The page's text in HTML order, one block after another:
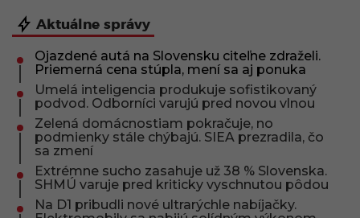
Aktuálne správy
Ojazdené autá na Slovensku citeľne zdraželi.
Priemerná cena stúpla, mení sa aj ponuka
Umelá inteligencia produkuje sofistikovaný
podvod. Odborníci varujú pred novou vlnou
Zelená domácnostiam pokračuje, no
podmienky stále chýbajú. SIEA prezradila, čo
sa zmení
Extrémne sucho zasahuje už 38 % Slovenska.
SHMÚ varuje pred kriticky vyschnutou pôdou
Na D1 pribudli nové ultrarýchle nabíjačky.